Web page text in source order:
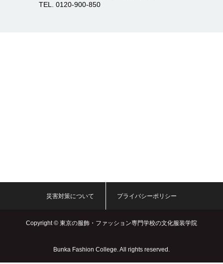
TEL. 0120-900-850
Copyright © 東京の服飾・ファッション専門学校の文化服装学院
Bunka Fashion College. All rights reserved.
災害対策について プライバシーポリシー